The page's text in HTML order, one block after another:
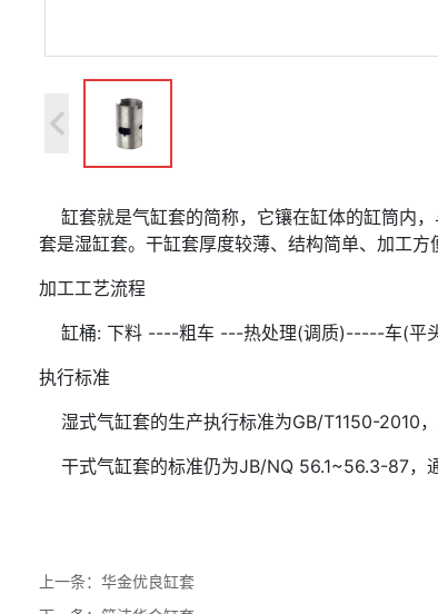
缸套就是气缸套的简称，它镶在缸体的缸筒内
套是湿缸套。干缸套厚度较薄、结构简单、加工
加工工艺流程
缸桶: 下料 ----粗车 ---热处理(调质)-----车(平
执行标准
湿式气缸套的生产执行标准为GB/T1150-2010
干式气缸套的标准仍为JB/NQ 56.1~56.3-87，
上一条： 华金优良缸套